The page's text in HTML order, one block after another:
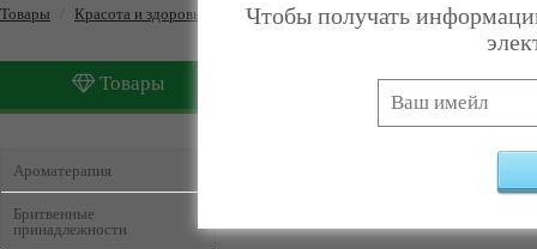
Товары Красота и здоровье
Товары Услуги
Ароматерапия
Бритвенные
принадлежности
Чтобы получать